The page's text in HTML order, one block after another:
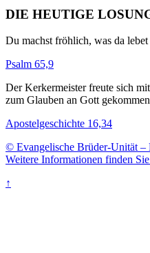
DIE HEUTIGE
Du machst fröhlich, was da
Psalm 65,9
Der Kerkermeister freute sich
zum Glauben an Gott
Apostelgeschichte 16,34
© Evangelische Brüder-Unität –
Weitere Informationen finden
↑